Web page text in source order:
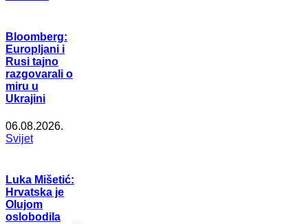
Bloomberg:
Europljani i
Rusi tajno
razgovarali o
miru u
Ukrajini
06.08.2026.
Svijet
Luka Mišetić:
Hrvatska je
Olujom
oslobodila